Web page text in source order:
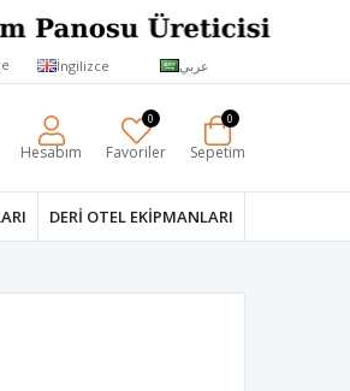
İngilizce عربي
Hesabım Favoriler
0
Sepetim
0
DERI OTEL EKIPMANLARI